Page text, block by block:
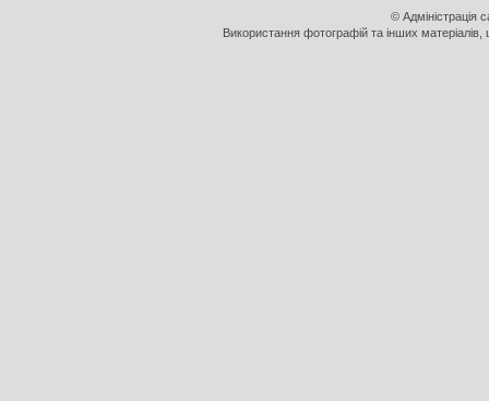
© Адміністрація
Використання фотографій та інших матеріалів,